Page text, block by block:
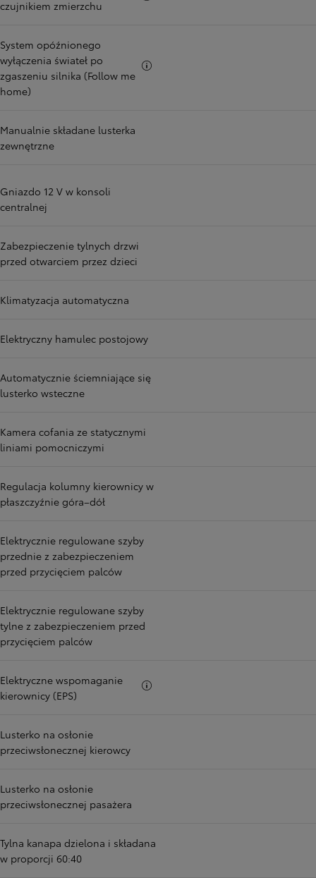
czujnikiem zmierzchu
System opóźnionego
wyłączenia świateł po
zgaszeniu silnika (Follow me
home)
Manualnie składane lusterka
zewnętrzne
Gniazdo 12 V w konsoli
centralnej
Zabezpieczenie tylnych drzwi
przed otwarciem przez dzieci
Klimatyzacja automatyczna
Elektryczny hamulec postojowy
Automatycznie ściemniające się
lusterko wsteczne
Kamera cofania ze statycznymi
liniami pomocniczymi
Regulacja kolumny kierownicy w
płaszczyźnie góra–dół
Elektrycznie regulowane szyby
przednie z zabezpieczeniem
przed przycięciem palców
Elektrycznie regulowane szyby
tylne z zabezpieczeniem przed
przycięciem palców
Elektryczne wspomaganie
kierownicy (EPS)
Lusterko na osłonie
przeciwsłonecznej kierowcy
Lusterko na osłonie
przeciwsłonecznej pasażera
Tylna kanapa dzielona i składana
w proporcji 60:40